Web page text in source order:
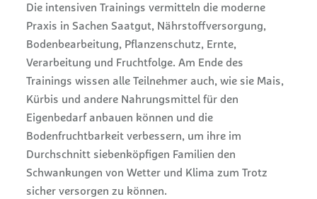
Die intensiven Trainings vermitteln die moderne
Praxis in Sachen Saatgut, Nährstoffversorgung,
Bodenbearbeitung, Pflanzenschutz, Ernte,
Verarbeitung und Fruchtfolge. Am Ende des
Trainings wissen alle Teilnehmer auch, wie sie Mais,
Kürbis und andere Nahrungsmittel für den
Eigenbedarf anbauen können und die
Bodenfruchtbarkeit verbessern, um ihre im
Durchschnitt siebenköpfigen Familien den
Schwankungen von Wetter und Klima zum Trotz
sicher versorgen zu können.